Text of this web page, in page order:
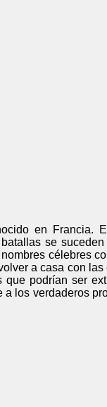
en Francia.
se
célebres
a casa con
que podrían ser
los verdaderos